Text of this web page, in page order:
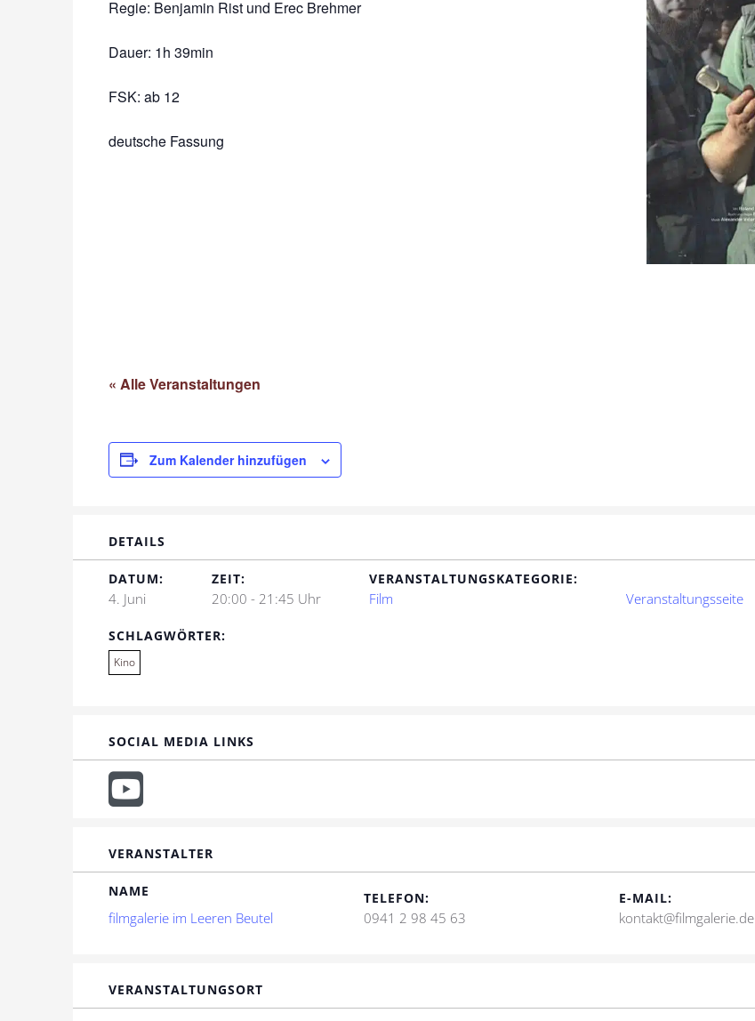
Regie: Benjamin Rist und Erec Brehmer
Dauer: 1h 39min
FSK: ab 12
deutsche Fassung
« Alle Veranstaltungen
Zum Kalender hinzufügen
DETAILS
DATUM:
4. Juni
ZEIT:
20:00 - 21:45 Uhr
VERANSTALTUNGSKATEGORIE:
Film Veranstaltungsseite
SCHLAGWÖRTER:
Kino
SOCIAL MEDIA LINKS
VERANSTALTER
NAME
filmgalerie im Leeren Beutel
TELEFON:
0941 2 98 45 63
E-MAIL:
kontakt@filmgalerie.de
VERANSTALTUNGSORT